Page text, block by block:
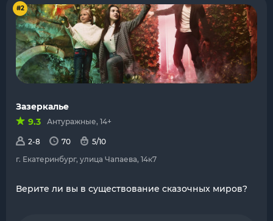
#2
Зазеркалье
9.3
Антуражные, 14+
2-8 70
5/10
г. Екатеринбург, улица Чапаева, 14к7
Верите ли вы в существование сказочных миров?